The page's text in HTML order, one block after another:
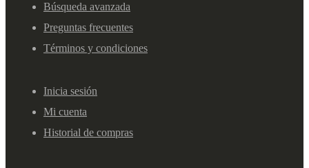
Búsqueda avanzada
Preguntas frecuentes
Términos y condiciones
Inicia sesión
Mi cuenta
Historial de compras